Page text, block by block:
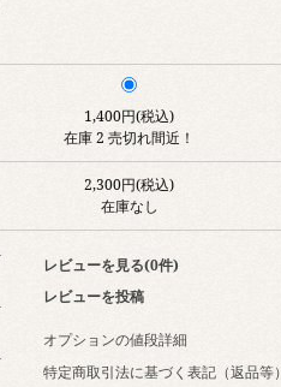
1,400円(税込)
在庫 2 売切れ間近！
2,300円(税込)
在庫なし
レビューを見る(0件)
レビューを投稿
オプションの値段詳細
特定商取引法に基づく表記（返品等）